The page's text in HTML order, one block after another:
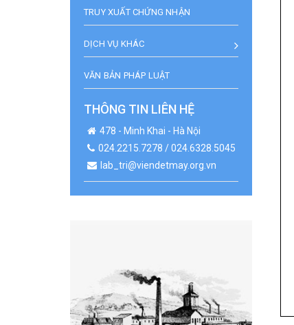
TRUY XUẤT CHỨNG NHẬN
DỊCH VỤ KHÁC
VĂN BẢN PHÁP LUẬT
THÔNG TIN LIÊN HỆ
478 - Minh Khai - Hà Nội
024.2215.7278 / 024.6328.5045
lab_tri@viendetmay.org.vn